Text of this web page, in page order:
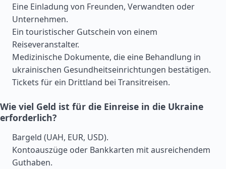
Eine Einladung von Freunden, Verwandten oder
Unternehmen.
Ein touristischer Gutschein von einem
Reiseveranstalter.
Medizinische Dokumente, die eine Behandlung in
ukrainischen Gesundheitseinrichtungen bestätigen.
Tickets für ein Drittland bei Transitreisen.
Wie viel Geld ist für die Einreise in die Ukraine
erforderlich?
Bargeld (UAH, EUR, USD).
Kontoauszüge oder Bankkarten mit ausreichendem
Guthaben.